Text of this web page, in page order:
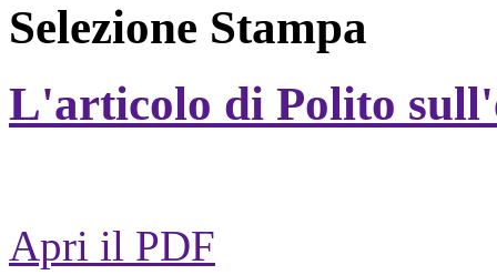
Selezione Stampa
L'articolo di Polito
Apri il PDF